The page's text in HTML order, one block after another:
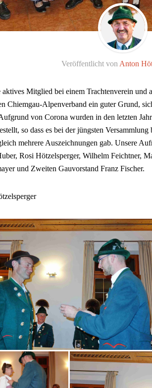
Veröffentlicht von Anton
aktives Mitglied bei einem Trachtenverein und
Chiemgau-Alpenverband ein guter Grund,
von Corona wurden in den letzten
so dass es bei der jüngsten
mehrere Auszeichnungen gab. Unsere
Rosi Hötzelsperger, Wilhelm Feichtner,
und Zweiten Gauvorstand Franz Fischer.